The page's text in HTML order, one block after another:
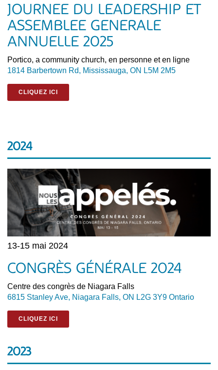
JOURNEE DU LEADERSHIP ET
ASSEMBLEE GENERALE
ANNUELLE 2025
Portico, a community church, en personne et en ligne
1814 Barbertown Rd, Mississauga, ON L5M 2M5
CLIQUEZ ICI
2024
13-15 mai 2024
CONGRÈS GÉNÉRALE 2024
Centre des congrès de Niagara Falls
6815 Stanley Ave, Niagara Falls, ON L2G 3Y9 Ontario
CLIQUEZ ICI
2023